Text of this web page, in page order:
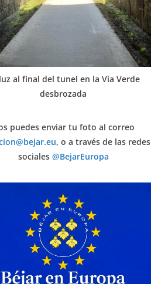
al final del tunel en la Vía Verde
desbrozada
puedes enviar tu foto al correo
, o a través de las redes
sociales @BejarEuropa